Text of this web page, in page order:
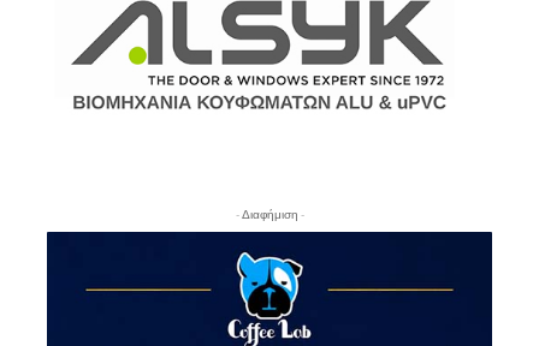
- Διαφήμιση -